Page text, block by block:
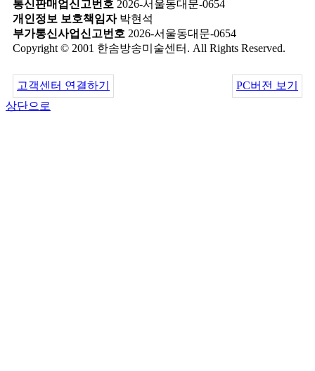
통신판매업신고번호 2026-서울동대문-0654
개인정보 보호책임자박현석
부가통신사업신고번호 2026-서울동대문-0654
Copyright © 2001 한솜방송미술센터. All Rights Reserved.
고객센터 연결하기
PC버전 보기
상단으로